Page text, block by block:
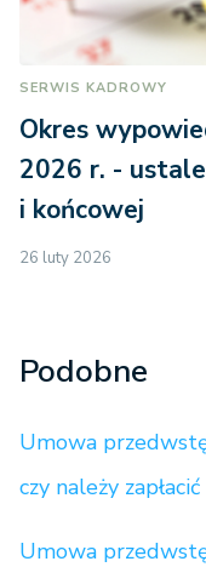
SERWIS KADROWY
Okres
2026 r. -
i końcowej
26 luty 2026
Podobne
Umowa
czy należy
Umowa